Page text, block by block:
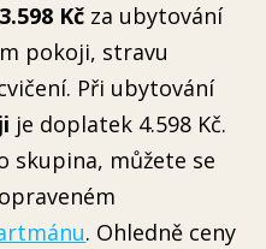
Kč za ubytování
pokoji, stravu
Při ubytování
je doplatek 4.598 Kč.
skupina, můžete se
. Ohledně ceny